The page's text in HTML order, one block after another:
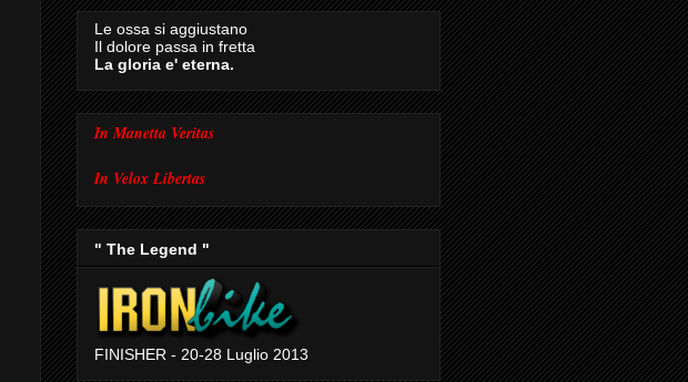
Le ossa si aggiustano
Il dolore passa in fretta
La gloria e' eterna.
In Manetta Veritas
In Velox Libertas
" The Legend "
FINISHER - 20-28 Luglio 2013